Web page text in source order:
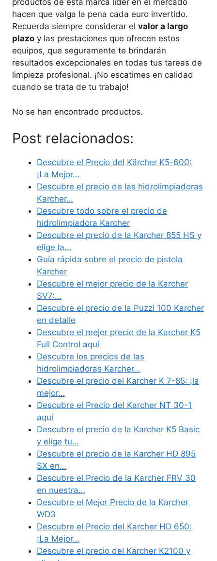
productos de esta marca líder en el mercado
hacen que valga la pena cada euro invertido.
Recuerda siempre considerar el valor a largo
plazo y las prestaciones que ofrecen estos
equipos, que seguramente te brindarán
resultados excepcionales en todas tus tareas de
limpieza profesional. ¡No escatimes en calidad
cuando se trata de tu trabajo!
No se han encontrado productos.
Post relacionados:
Descubre el Precio del Kärcher K5-600:
¡La Mejor…
Descubre el precio de las hidrolimpiadoras
Karcher…
Descubre todo sobre el precio de
hidrolimpiadora Karcher
Descubre el precio de la Karcher 855 HS y
elige la…
Guía rápida sobre el precio de pistola
Karcher
Descubre el mejor precio de la Karcher
SV7:…
Descubre el precio de la Puzzi 100 Karcher
en detalle
Descubre el mejor precio de la Karcher K5
Full Control aquí
Descubre los precios de las
hidrolimpiadoras Karcher…
Descubre el precio del Karcher K 7-85: ¡la
mejor…
Descubre el Precio del Karcher NT 30-1
aquí
Descubre el precio de la Karcher K5 Basic
y elige tu…
Descubre el precio de la Karcher HD 895
SX en…
Descubre el Precio de la Karcher FRV 30
en nuestra…
Descubre el Mejor Precio de la Karcher
WD3
Descubre el Precio del Karcher HD 650:
¡La Mejor…
Descubre el precio del Karcher K2100 y